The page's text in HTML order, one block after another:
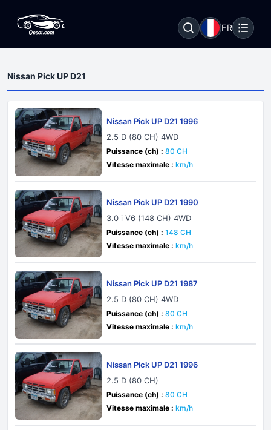
FR
Nissan Pick UP D21
Nissan Pick UP D21 1996
2.5 D (80 CH) 4WD
Puissance (ch) : 80 CH
Vitesse maximale : km/h
Nissan Pick UP D21 1990
3.0 i V6 (148 CH) 4WD
Puissance (ch) : 148 CH
Vitesse maximale : km/h
Nissan Pick UP D21 1987
2.5 D (80 CH) 4WD
Puissance (ch) : 80 CH
Vitesse maximale : km/h
Nissan Pick UP D21 1996
2.5 D (80 CH)
Puissance (ch) : 80 CH
Vitesse maximale : km/h